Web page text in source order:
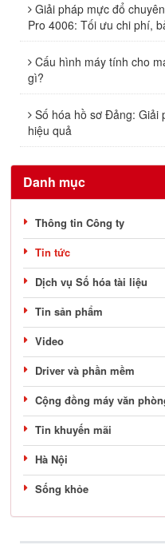
Giải pháp mực đổ
Pro 4006: Tối ưu chi phí,
Cấu hình máy tính cho
gì?
Số hóa hồ sơ Đảng: Giải
hiệu quả
Danh mục
Thông tin Công ty
Tin tức
Dịch vụ Số hóa tài liệu
Tin sản phẩm
Video
Driver và phần mềm
Cộng đồng máy văn
Tin khuyến mãi
Hà Nội
Sống khỏe